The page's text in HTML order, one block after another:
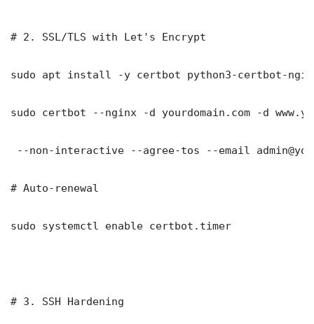
# 2. SSL/TLS with Let's Encrypt
sudo apt install -y certbot python3-certbot-
sudo certbot --nginx -d yourdomain.com -d
--non-interactive --agree-tos --email
# Auto-renewal
sudo systemctl enable certbot.timer
# 3. SSH Hardening